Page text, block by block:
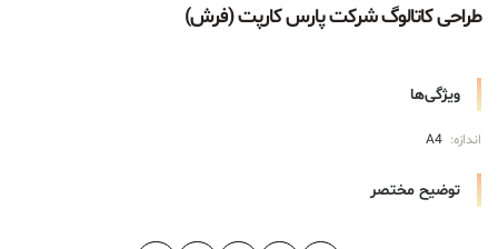
توضیح مختصر
طراحی کاتالوگ شرکت پارس کارپت (فرش)
ویژگی‌ها
اندازه: A4